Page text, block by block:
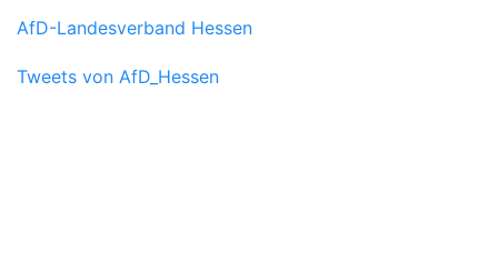
AfD-Landesverband Hessen
Tweets von AfD_Hessen